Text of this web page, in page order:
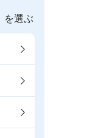
を選ぶ